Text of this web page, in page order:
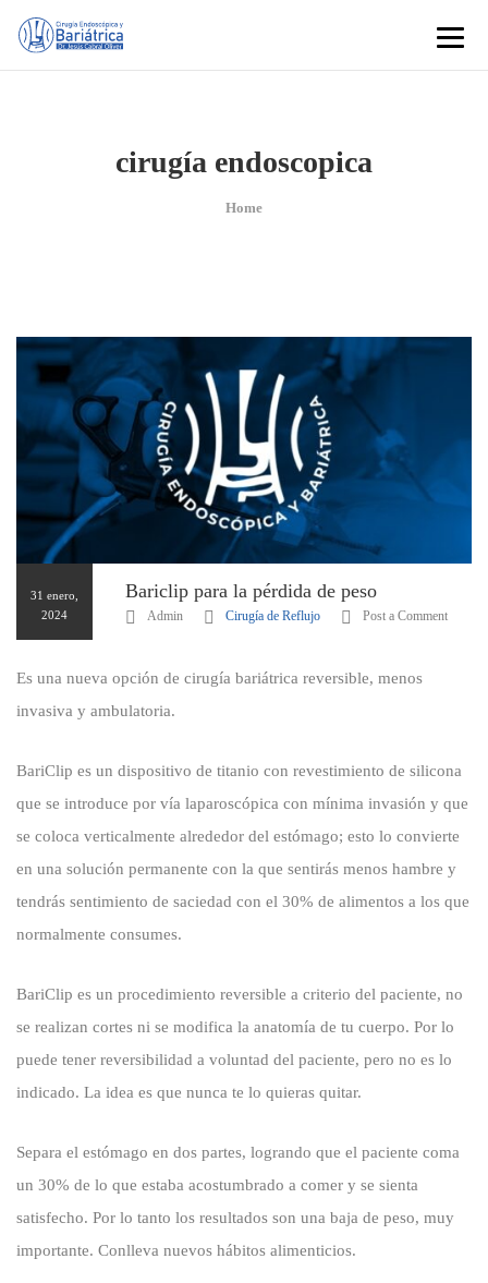
cirugía endoscopica
Home
31 enero,
2024
Bariclip para la pérdida de peso
Admin Cirugía de Reflujo Post a Comment
Es una nueva opción de cirugía bariátrica reversible, menos
invasiva y ambulatoria.
BariClip es un dispositivo de titanio con revestimiento de silicona
que se introduce por vía laparoscópica con mínima invasión y que
se coloca verticalmente alrededor del estómago; esto lo convierte
en una solución permanente con la que sentirás menos hambre y
tendrás sentimiento de saciedad con el 30% de alimentos a los que
normalmente consumes.
BariClip es un procedimiento reversible a criterio del paciente, no
se realizan cortes ni se modifica la anatomía de tu cuerpo. Por lo
puede tener reversibilidad a voluntad del paciente, pero no es lo
indicado. La idea es que nunca te lo quieras quitar.
Separa el estómago en dos partes, logrando que el paciente coma
un 30% de lo que estaba acostumbrado a comer y se sienta
satisfecho. Por lo tanto los resultados son una baja de peso, muy
importante. Conlleva nuevos hábitos alimenticios.